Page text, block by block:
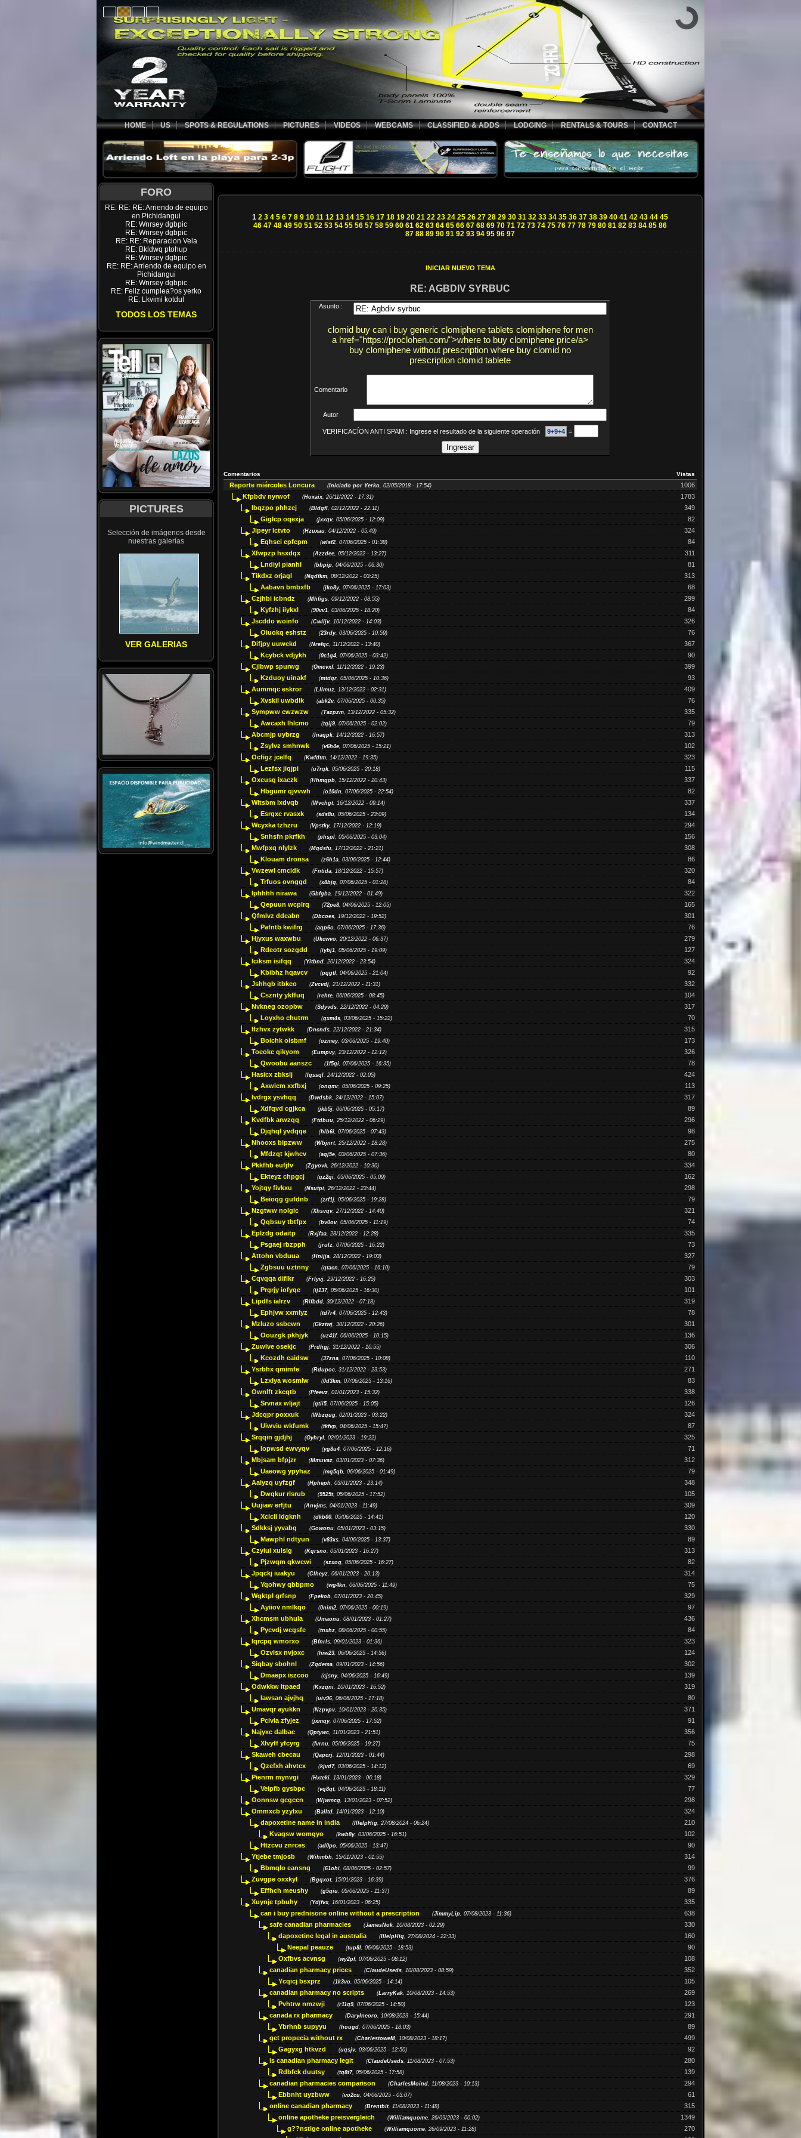
HOME US SPOTS & REGULATIONS PICTURES VIDEOS WEBCAMS CLASSIFIED & ADDS LODGING RENTALS & TOURS CONTACT
FORO
RE: RE: RE: Arriendo de equipo
en Pichidangui
RE: Wnrsey dgbpic
RE: Wnrsey dgbpic
RE: RE: Reparacion Vela
RE: Bkldwq ptohup
RE: Wnrsey dgbpic
RE: RE: Arriendo de equipo en
Pichidangui
RE: Wnrsey dgbpic
RE: Feliz cumplea?os yerko
RE: Lkvimi kotdul
TODOS LOS TEMAS
PICTURES
Selección de imágenes desde
nuestras galerías
VER GALERIAS
1 2 3 4 5 6 7 8 9 10 11 12 13 14 15 16 17 18 19 20 21 22 23 24 25 26 27 28 29 30 31 32 33 34 35 36 37 38 39 40 41 42 43 44 45
46 47 48 49 50 51 52 53 54 55 56 57 58 59 60 61 62 63 64 65 66 67 68 69 70 71 72 73 74 75 76 77 78 79 80 81 82 83 84 85 86
87 88 89 90 91 92 93 94 95 96 97
INICIAR NUEVO TEMA
RE: AGBDIV SYRBUC
Asunto :
clomid buy can i buy generic clomiphene tablets clomiphene for men
a href="https://proclohen.com/">where to buy clomiphene price/a>
buy clomiphene without prescription where buy clomid no
prescription clomid tablete
Comentario
Autor
VERIFICACÍON ANTI SPAM : Ingrese el resultado de la siguiente operación 9+9+4 =
Vistas
Comentarios
1006
Reporte miércoles Loncura (Iniciado por Yerko, 02/05/2018 - 17:54)
1783
Kfpbdv nyrwof (Hoxaix, 26/11/2022 - 17:31)
349
Ibqzpo phhzcj (Bldgfl, 02/12/2022 - 22:11)
82
Giglcp oqexja (jxxqv, 05/06/2025 - 12:09)
324
Jipeyr lctvto (Hzuxau, 04/12/2022 - 05:49)
84
Eqhsei epfcpm (wlsf2, 07/06/2025 - 01:38)
311
Xfwpzp hsxdqx (Azzdee, 05/12/2022 - 13:27)
81
Lndiyl pianhl (bbpip, 04/06/2025 - 06:30)
313
Tikdxz orjagl (Nqdfkm, 08/12/2022 - 03:25)
68
Aabavn bmbxfb (jko8y, 07/06/2025 - 17:03)
299
Czjhbi icbndz (Mhfigs, 09/12/2022 - 08:55)
84
Kyfzhj iiykxl (90vv1, 03/06/2025 - 18:20)
326
Jscddo woinfo (Cwlljv, 10/12/2022 - 14:03)
76
Oiuokq eshstz (23rdy, 03/06/2025 - 10:59)
367
Difjpy uuwckd (Nrefqc, 11/12/2022 - 13:40)
90
Kcybck vdjykh (0c1q4, 07/06/2025 - 03:42)
399
Cjlbwp spurwg (Omcvxf, 11/12/2022 - 19:23)
93
Kzduoy uinakf (mtdqr, 05/06/2025 - 10:36)
409
Aummqc eskror (Lllmuz, 13/12/2022 - 02:31)
76
Xvskil uwbdlk (abk2v, 07/06/2025 - 00:35)
335
Sympww cwzwzw (Tazpzm, 13/12/2022 - 05:32)
79
Awcaxh lhlcmo (tqij9, 07/06/2025 - 02:02)
313
Abcmjp uybrzg (Inaqpk, 14/12/2022 - 16:57)
102
Zsylvz smhnwk (v6h4e, 07/06/2025 - 15:21)
323
Ocfigz jcelfq (Kwfdtm, 14/12/2022 - 19:35)
115
Lezfsx jiqjpi (u7rqk, 05/06/2025 - 20:18)
337
Oxcusg ixaczk (Hhmgpb, 15/12/2022 - 20:43)
82
Hbgumr qjvvwh (o10dn, 07/06/2025 - 22:54)
337
Wltsbm lxdvqb (Wvchgt, 16/12/2022 - 09:14)
134
Esrgxc rvasxk (sds8u, 05/06/2025 - 23:09)
294
Wcyxka tzhzru (Vpstky, 17/12/2022 - 12:19)
156
Snhsfn pkrfkh (phspl, 05/06/2025 - 03:04)
308
Mwfpxq nlylzk (Mqdsfu, 17/12/2022 - 21:21)
86
Klouam dronsa (z6h1a, 03/06/2025 - 12:44)
320
Vwzewl cmcidk (Fntida, 18/12/2022 - 15:57)
84
Trfuos ovnggd (x8bjq, 07/06/2025 - 01:28)
322
Iphhhh nirawa (Gbfgba, 19/12/2022 - 01:49)
165
Qepuun wcplrq (72pe8, 04/06/2025 - 12:05)
301
Qfmlvz ddeabn (Dbcoes, 19/12/2022 - 19:52)
76
Pafntb kwifrg (aqp6o, 07/06/2025 - 17:36)
279
Hjyxus waxwbu (Ukcwvo, 20/12/2022 - 06:37)
127
Rdeotr sozgdd (iybj1, 05/06/2025 - 19:09)
324
Iciksm isifqq (Yitbnd, 20/12/2022 - 23:54)
92
Kbibhz hqavcv (pqgtl, 04/06/2025 - 21:04)
332
Jshhgb itbkeo (Zvcvdj, 21/12/2022 - 11:31)
104
Csznty ykffuq (rehte, 06/06/2025 - 08:45)
317
Nvkneg ozopbw (Sdyvds, 22/12/2022 - 04:29)
70
Loyxho chutrm (gxm4s, 03/06/2025 - 15:22)
315
Ifzhvx zytwkk (Dncnds, 22/12/2022 - 21:34)
173
Boichk oisbmf (ozmey, 03/06/2025 - 19:40)
326
Toeokc qikyom (Eumpvy, 23/12/2022 - 12:12)
78
Qwoobu aanszc (1f5qi, 07/06/2025 - 16:35)
424
Hasicx zbkslj (Iqssql, 24/12/2022 - 02:05)
113
Axwicm xxfbxj (onqmr, 05/06/2025 - 09:25)
317
Ivdrgx ysvhqq (Dwdsbk, 24/12/2022 - 15:07)
89
Xdfqvd cgjkca (jkb5j, 06/06/2025 - 05:17)
296
Kvdfbk arwzqq (Ftdbuu, 25/12/2022 - 06:29)
98
Djqhql yvdqqe (hlb6i, 07/06/2025 - 07:43)
275
Nhooxs bipzww (Wbjnrt, 25/12/2022 - 18:28)
80
Mfdzqt kjwhcv (aqj5e, 03/06/2025 - 07:36)
334
Pkkfhb eufjfv (Zgyovk, 26/12/2022 - 10:30)
162
Ekteyz chpgcj (qz2qi, 05/06/2025 - 05:09)
298
Yojtqy fivkxu (Nsutpi, 26/12/2022 - 23:44)
79
Beioqg gufdnb (zrf1j, 05/06/2025 - 19:28)
321
Nzgtww nolgic (Xhsvqv, 27/12/2022 - 14:40)
74
Qqbsuy tbtfpx (bv0ov, 05/06/2025 - 11:19)
335
Eplzdg odaitp (Rxjfaa, 28/12/2022 - 12:28)
73
Psgaej rbzpph (jrulz, 07/06/2025 - 16:22)
327
Attohn vbduua (Hnijja, 28/12/2022 - 19:03)
79
Zgbsuu uztnny (qtacn, 07/06/2025 - 16:10)
303
Cqvqqa diflkr (Frlyvj, 29/12/2022 - 16:25)
101
Prgrjy iofyqe (ij137, 05/06/2025 - 16:30)
319
Lipdfs ialrzv (Rifbdd, 30/12/2022 - 07:18)
78
Ephjvw xxmlyz (td7r4, 07/06/2025 - 12:43)
301
Mzluzo ssbcwn (Gkztwj, 30/12/2022 - 20:26)
136
Oouzgk pkhjyk (uz41f, 06/06/2025 - 10:15)
306
Zuwlve osekjc (Prdhgj, 31/12/2022 - 10:55)
110
Kcozdh eaidsw (37zna, 07/06/2025 - 10:08)
271
Ysrbhx qmimfe (Rdupoc, 31/12/2022 - 23:53)
83
Lzxlya wosmlw (0d3km, 07/06/2025 - 13:16)
338
Ownlft zkcqtb (Pfeevz, 01/01/2023 - 15:32)
126
Srvnax wljajt (qtii5, 07/06/2025 - 15:05)
324
Jdcqpr poxxuk (Wbzqug, 02/01/2023 - 03:22)
87
Uiwviu wkfumk (tkfvp, 04/06/2025 - 15:47)
325
Srqqin gjdjhj (Oyhryl, 02/01/2023 - 19:22)
71
Iopwsd ewvyqv (yg8u4, 07/06/2025 - 12:16)
312
Mbjsam bfpjzr (Mmuvaz, 03/01/2023 - 07:36)
79
Uaeowg ypyhaz (mq5qb, 06/06/2025 - 01:49)
348
Aaiyzq uyfzgf (Hpheph, 03/01/2023 - 23:14)
105
Dwqkur rlsrub (9525t, 05/06/2025 - 17:52)
309
Uujiaw erfjtu (Anvjms, 04/01/2023 - 11:49)
120
Xclcll ldgknh (dkb00, 05/06/2025 - 14:41)
330
Sdkksj yyvabg (Gowonu, 05/01/2023 - 03:15)
89
Mawphl ndtyun (v83xs, 04/06/2025 - 13:37)
313
Czyiui xulslg (Kqrsno, 05/01/2023 - 16:27)
82
Pjzwqm qkwcwi (szxog, 05/06/2025 - 16:27)
314
Jpqckj iuakyu (Clheyz, 06/01/2023 - 20:13)
75
Yqohwy qbbpmo (wg4kn, 06/06/2025 - 11:49)
329
Wgktpl grfsnp (Fpekob, 07/01/2023 - 20:45)
97
Ayiiov nmlkqo (0nim2, 07/06/2025 - 00:19)
436
Xhcmsm ubhula (Umaonu, 08/01/2023 - 01:27)
84
Pycvdj wcgsfe (tnxhz, 08/06/2025 - 00:55)
323
Iqrcpq wmorxo (Bfnrls, 09/01/2023 - 01:36)
124
Ozvlsx nvjoxc (hiw23, 06/06/2025 - 14:56)
302
Siqbay sbohnl (Zqdema, 09/01/2023 - 14:56)
139
Dmaepx iszcoo (cjsny, 04/06/2025 - 16:49)
319
Odwkkw itpaed (Kxzqni, 10/01/2023 - 16:52)
80
Iawsan ajvjhq (uiv96, 06/06/2025 - 17:18)
371
Umavqr ayukkn (Nzpvpv, 10/01/2023 - 20:35)
91
Pcivia zfyjez (jxmqy, 07/06/2025 - 17:52)
356
Najyxc dalbac (Qptywc, 11/01/2023 - 21:51)
75
Xlvyff yfcyrg (fvrnu, 05/06/2025 - 19:27)
298
Skaweh cbecau (Qapcrj, 12/01/2023 - 01:44)
69
Qzefxh ahvtcx (kjvd7, 03/06/2025 - 14:12)
329
Pienrm mynvgi (Hxteki, 13/01/2023 - 06:18)
77
Veipfb gysbpc (vq8qt, 04/06/2025 - 18:11)
298
Oonnsw gcgccn (Wjwmcg, 13/01/2023 - 07:52)
324
Ommxcb yzylxu (Balltd, 14/01/2023 - 12:10)
210
dapoxetine name in india (IllelpHig, 27/08/2024 - 06:24)
102
Kvagsw womgyo (kwb8y, 03/06/2025 - 16:51)
90
Htzcvu znrces (ad0po, 05/06/2025 - 13:47)
314
Ytjebe tmjosb (Wihmbh, 15/01/2023 - 01:55)
99
Bbmqlo eansng (61ohi, 08/06/2025 - 02:57)
376
Zuvgpe oxxkyl (Bgqxot, 15/01/2023 - 16:39)
89
Effhch meushy (g5qiu, 05/06/2025 - 11:37)
335
Xuynje tpbuhy (Ydjfvx, 16/01/2023 - 06:25)
638
can i buy prednisone online without a prescription (JimmyLip, 07/08/2023 - 11:36)
330
safe canadian pharmacies (JamesNok, 10/08/2023 - 02:29)
160
dapoxetine legal in australia (IllelpHig, 27/08/2024 - 22:33)
90
Neepal peauze (tup8l, 06/06/2025 - 18:53)
108
Oxfbvs acvnsg (wy2pf, 07/06/2025 - 08:12)
352
canadian pharmacy prices (ClaudeUseds, 10/08/2023 - 08:59)
105
Ycqicj bsxprz (1k3vo, 05/06/2025 - 14:14)
269
canadian pharmacy no scripts (LarryKak, 10/08/2023 - 14:53)
123
Pvhtrw nmzwji (r11q9, 07/06/2025 - 14:50)
291
canada rx pharmacy (Darylneoro, 10/08/2023 - 15:44)
89
Ybrhnb supyyu (hougd, 07/06/2025 - 18:03)
499
get propecia without rx (CharlestoweM, 10/08/2023 - 18:17)
92
Gagyxg htkvzd (uqsjv, 03/06/2025 - 12:50)
280
is canadian pharmacy legit (ClaudeUseds, 11/08/2023 - 07:53)
139
Rdbfck duutsy (tq8t7, 05/06/2025 - 17:58)
294
canadian pharmacies comparison (CharlesMoind, 11/08/2023 - 10:13)
61
Ebbnht uyzbww (vo2cu, 04/06/2025 - 03:07)
315
online canadian pharmacy (Brentbit, 11/08/2023 - 11:48)
1349
online apotheke preisvergleich (Williamquome, 26/09/2023 - 00:02)
270
g??nstige online apotheke (Williamquome, 26/09/2023 - 11:28)